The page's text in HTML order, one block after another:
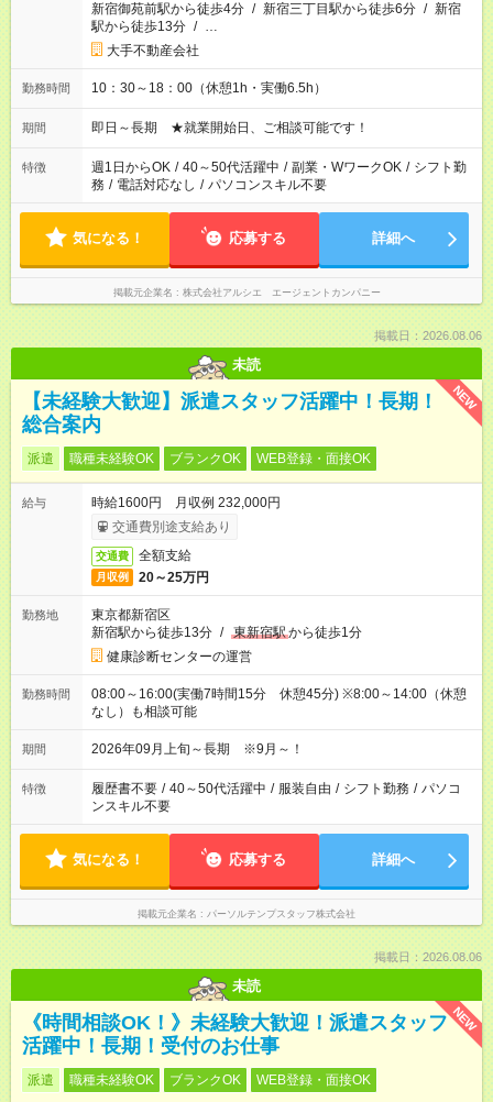
新宿御苑前駅から徒歩4分 / 新宿三丁目駅から徒歩6分 / 新宿
駅から徒歩13分 / …
大手不動産会社
勤務時間 10：30～18：00（休憩1h・実働6.5h）
期間 即日～長期 ★就業開始日、ご相談可能です！
特徴 週1日からOK / 40～50代活躍中 / 副業・WワークOK / シフト勤
務 / 電話対応なし / パソコンスキル不要
気になる！ 応募する 詳細へ
掲載元企業名 株式会社アルシエ エージェントカンパニー
掲載日：2026.08.06
未読
NEW
【未経験大歓迎】派遣スタッフ活躍中！長期！
総合案内
派遣 職種未経験OK ブランクOK WEB登録・面接OK
給与
時給1600円 月収例 232,000円
交通費別途支給あり
交通費 全額支給
月収例 20～25万円
勤務地
東京都新宿区
新宿駅から徒歩13分 / 東新宿駅から徒歩1分
健康診断センターの運営
勤務時間
08:00～16:00(実働7時間15分 休憩45分) ※8:00～14:00（休憩
なし）も相談可能
期間 2026年09月上旬～長期 ※9月～！
特徴 履歴書不要 / 40～50代活躍中 / 服装自由 / シフト勤務 / パソコ
ンスキル不要
気になる！ 応募する 詳細へ
掲載元企業名 パーソルテンプスタッフ株式会社
掲載日：2026.08.06
未読
NEW
《時間相談OK！》未経験大歓迎！派遣スタッフ
活躍中！長期！受付のお仕事
派遣 職種未経験OK ブランクOK WEB登録・面接OK